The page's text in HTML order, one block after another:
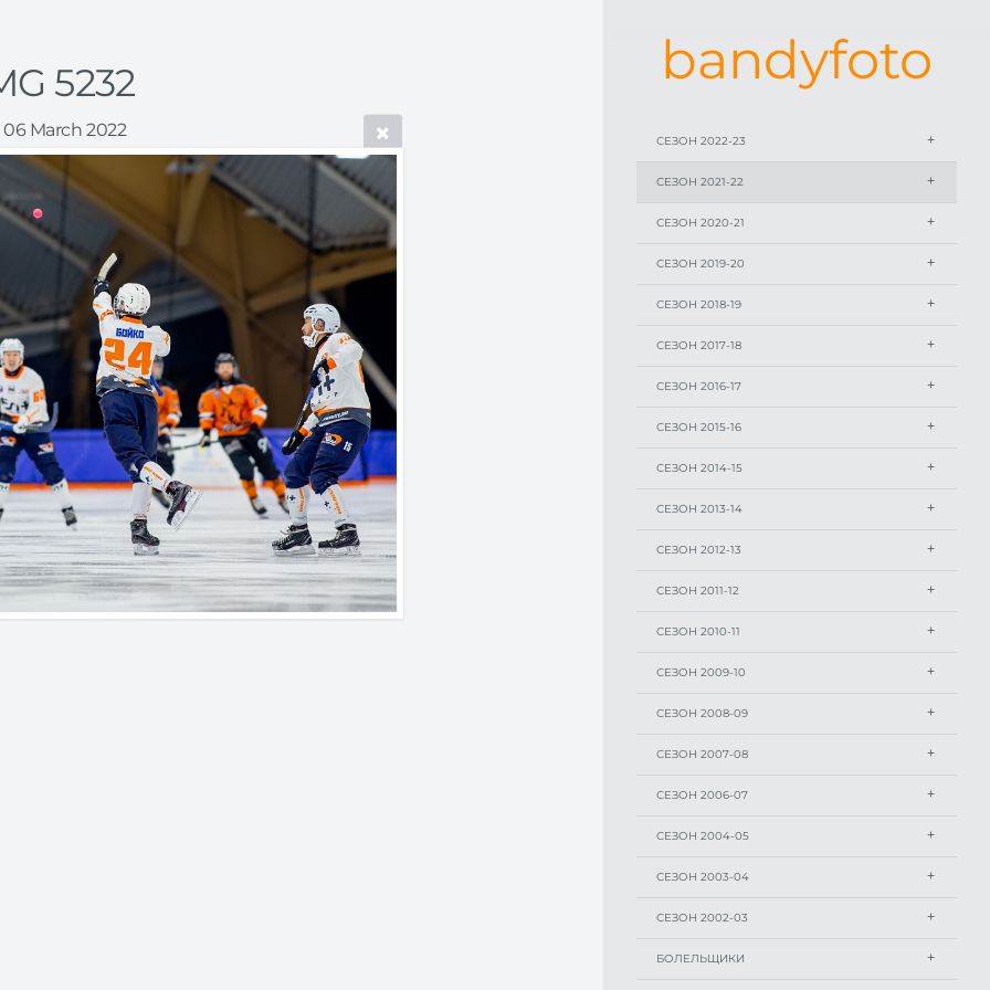
bandyfoto
СЕЗОН 2022-23
СЕЗОН 2021-22
СЕЗОН 2020-21
СЕЗОН 2019-20
СЕЗОН 2018-19
СЕЗОН 2017-18
СЕЗОН 2016-17
СЕЗОН 2015-16
СЕЗОН 2014-15
СЕЗОН 2013-14
СЕЗОН 2012-13
СЕЗОН 2011-12
СЕЗОН 2010-11
СЕЗОН 2009-10
СЕЗОН 2008-09
СЕЗОН 2007-08
СЕЗОН 2006-07
СЕЗОН 2004-05
СЕЗОН 2003-04
СЕЗОН 2002-03
БОЛЕЛЬЩИКИ
5232
06 March 2022